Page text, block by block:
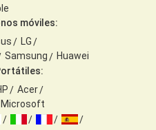
móviles:
LG
Samsung
Huawei
Acer
Microsoft